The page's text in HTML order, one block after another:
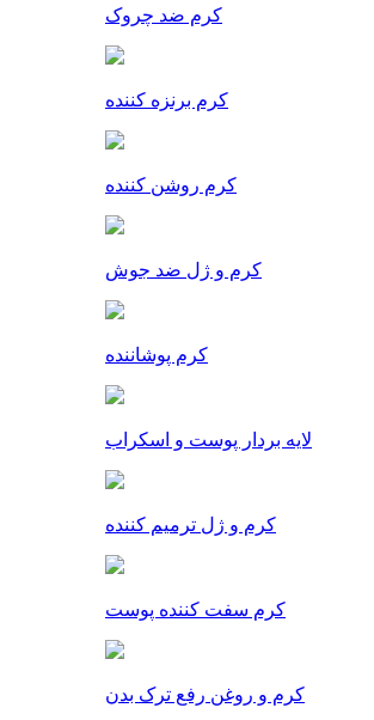
کرم ضد چروک
کرم برنزه کننده
کرم روشن کننده
کرم و ژل ضد جوش
کرم پوشاننده
لایه بردار پوست و اسکراب
کرم و ژل ترمیم کننده
کرم سفت کننده پوست
کرم و روغن رفع ترک بدن